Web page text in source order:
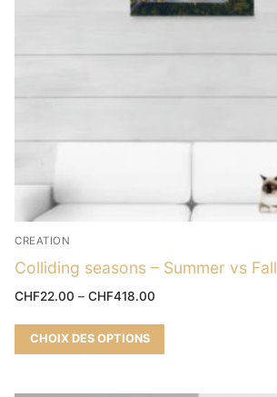
CREATION
Colliding seasons – Summer vs Fall
CHF22.00 – CHF418.00
CHOIX DES OPTIONS